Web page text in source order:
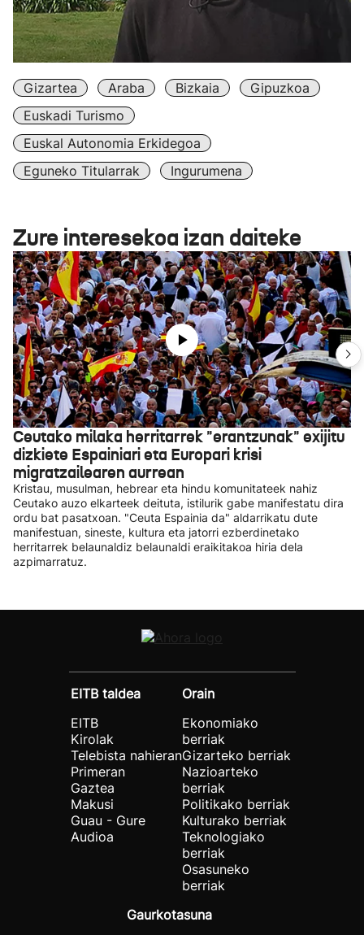
Gizartea Araba Bizkaia
Gipuzkoa
Euskadi Turismo
Euskal Autonomia Erkidegoa
Eguneko Titularrak
Ingurumena
Zure interesekoa izan daiteke
Ceutako milaka herritarrek "erantzunak" exijitu
dizkiete Espainiari eta Europari krisi
migratzailearen aurrean
Kristau, musulman, hebrear eta hindu komunitateek nahiz
Ceutako auzo elkarteek deituta, istilurik gabe manifestatu dira
ordu bat pasatxoan. "Ceuta Espainia da" aldarrikatu dute
manifestuan, sineste, kultura eta jatorri ezberdinetako
herritarrek belaunaldiz belaunaldi eraikitakoa hiria dela
azpimarratuz.
EITB taldea
EITB
Kirolak
Telebista nahieran
Primeran
Gaztea
Makusi
Guau - Gure
Audioa
Orain
Ekonomiako
berriak
Gizarteko berriak
Nazioarteko
berriak
Politikako berriak
Kulturako berriak
Teknologiako
berriak
Osasuneko
berriak
Gaurkotasuna